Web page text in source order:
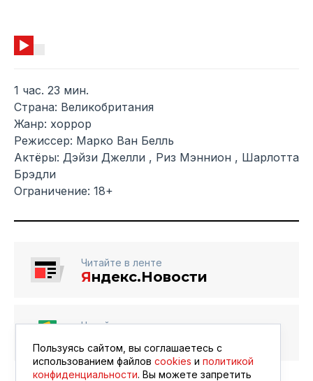
1 час. 23 мин.
Страна: Великобритания
Жанр: хоррор
Режиссер: Марко Ван Белль
Актёры: Дэйзи Джелли , Риз Мэннион , Шарлотта
Брэдли
Ограничение: 18+
Читайте в ленте
Яндекс.Новости
Читайте в ленте
Пользуясь сайтом, вы соглашаетесь с
использованием файлов cookies и политикой
конфиденциальности. Вы можете запретить